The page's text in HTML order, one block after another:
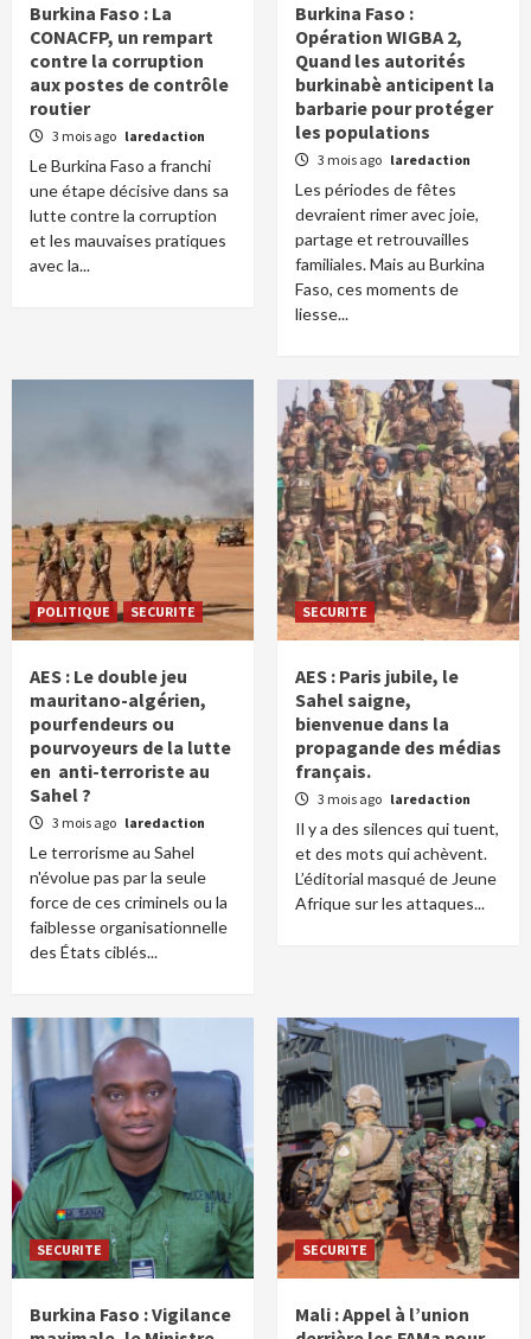
Burkina Faso : La
CONACFP, un rempart
contre la corruption
aux postes de contrôle
routier
3 mois ago laredaction
Le Burkina Faso a franchi
une étape décisive dans sa
lutte contre la corruption
et les mauvaises pratiques
avec la...
Burkina Faso :
Opération WIGBA 2,
Quand les autorités
burkinabè anticipent la
barbarie pour protéger
les populations
3 mois ago laredaction
Les périodes de fêtes
devraient rimer avec joie,
partage et retrouvailles
familiales. Mais au Burkina
Faso, ces moments de
liesse...
POLITIQUE SECURITE
AES : Le double jeu
mauritano-algérien,
pourfendeurs ou
pourvoyeurs de la lutte
en anti-terroriste au
Sahel ?
3 mois ago laredaction
Le terrorisme au Sahel
n'évolue pas par la seule
force de ces criminels ou la
faiblesse organisationnelle
des États ciblés...
SECURITE
AES : Paris jubile, le
Sahel saigne,
bienvenue dans la
propagande des médias
français.
3 mois ago laredaction
Il y a des silences qui tuent,
et des mots qui achèvent.
L’éditorial masqué de Jeune
Afrique sur les attaques...
SECURITE
Burkina Faso : Vigilance
SECURITE
Mali : Appel à l’union